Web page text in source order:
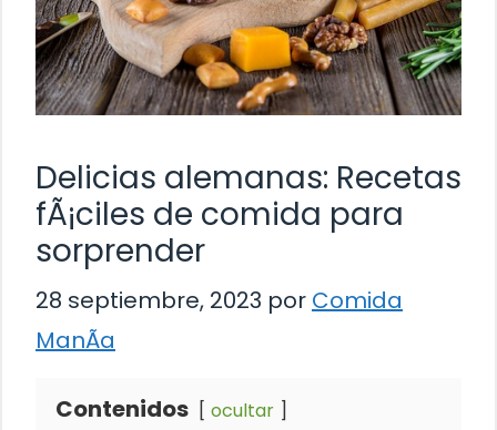
Delicias alemanas: Recetas
fÃ¡ciles de comida para
sorprender
28 septiembre, 2023 por Comida
ManÃ­a
Contenidos ocultar